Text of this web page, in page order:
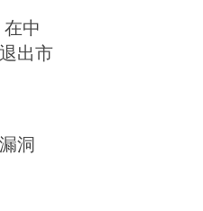
格，真是长江后浪推
具风，以及土豪们钟
是最被鄙视的。
宜家北欧风和无印良
中
出市
洞